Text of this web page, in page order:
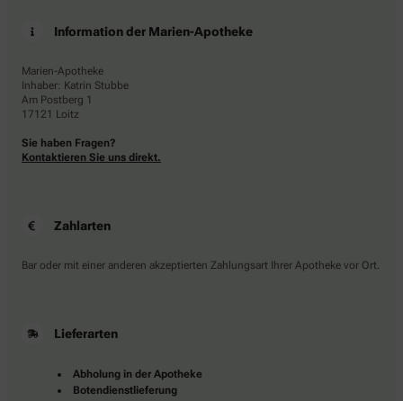
Information der Marien-Apotheke
Marien-Apotheke
Inhaber: Katrin Stubbe
Am Postberg 1
17121 Loitz
Sie haben Fragen?
Kontaktieren Sie uns direkt.
Zahlarten
Bar oder mit einer anderen akzeptierten Zahlungsart Ihrer Apotheke vor Ort.
Lieferarten
Abholung in der Apotheke
Botendienstlieferung